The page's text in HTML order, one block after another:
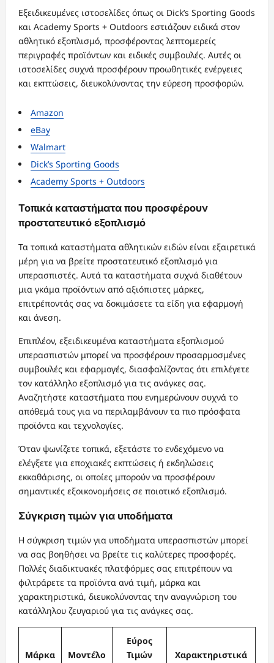
Εξειδικευμένες ιστοσελίδες όπως οι Dick’s Sporting Goods
και Academy Sports + Outdoors εστιάζουν ειδικά στον
αθλητικό εξοπλισμό, προσφέροντας λεπτομερείς
περιγραφές προϊόντων και ειδικές συμβουλές. Αυτές οι
ιστοσελίδες συχνά προσφέρουν προωθητικές ενέργειες
και εκπτώσεις, διευκολύνοντας την εύρεση προσφορών.
Amazon
eBay
Walmart
Dick’s Sporting Goods
Academy Sports + Outdoors
Τοπικά καταστήματα που προσφέρουν
προστατευτικό εξοπλισμό
Τα τοπικά καταστήματα αθλητικών ειδών είναι εξαιρετικά
μέρη για να βρείτε προστατευτικό εξοπλισμό για
υπερασπιστές. Αυτά τα καταστήματα συχνά διαθέτουν
μια γκάμα προϊόντων από αξιόπιστες μάρκες,
επιτρέποντάς σας να δοκιμάσετε τα είδη για εφαρμογή
και άνεση.
Επιπλέον, εξειδικευμένα καταστήματα εξοπλισμού
υπερασπιστών μπορεί να προσφέρουν προσαρμοσμένες
συμβουλές και εφαρμογές, διασφαλίζοντας ότι επιλέγετε
τον κατάλληλο εξοπλισμό για τις ανάγκες σας.
Αναζητήστε καταστήματα που ενημερώνουν συχνά το
απόθεμά τους για να περιλαμβάνουν τα πιο πρόσφατα
προϊόντα και τεχνολογίες.
Όταν ψωνίζετε τοπικά, εξετάστε το ενδεχόμενο να
ελέγξετε για εποχιακές εκπτώσεις ή εκδηλώσεις
εκκαθάρισης, οι οποίες μπορούν να προσφέρουν
σημαντικές εξοικονομήσεις σε ποιοτικό εξοπλισμό.
Σύγκριση τιμών για υποδήματα
Η σύγκριση τιμών για υποδήματα υπερασπιστών μπορεί
να σας βοηθήσει να βρείτε τις καλύτερες προσφορές.
Πολλές διαδικτυακές πλατφόρμες σας επιτρέπουν να
φιλτράρετε τα προϊόντα ανά τιμή, μάρκα και
χαρακτηριστικά, διευκολύνοντας την αναγνώριση του
κατάλληλου ζευγαριού για τις ανάγκες σας.
Μάρκα Μοντέλο
Εύρος
Τιμών
Χαρακτηριστικά